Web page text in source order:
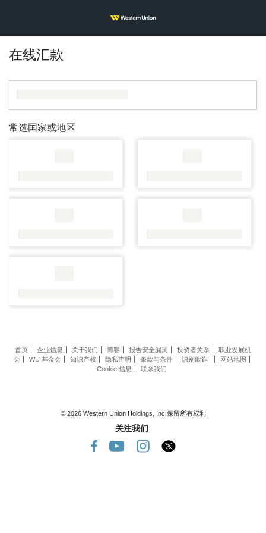
在线汇款
常选国家或地区
首页 企业信息 关于我们 博客 报告安全漏洞 投资者关系
职业发展机
会
WU 基金会 知识产权 隐私声明 条款与条件 识别欺诈
网站地图
Cookie 信息
联系我们
© 2026 Western Union Holdings, Inc.保留所有权利
关注我们